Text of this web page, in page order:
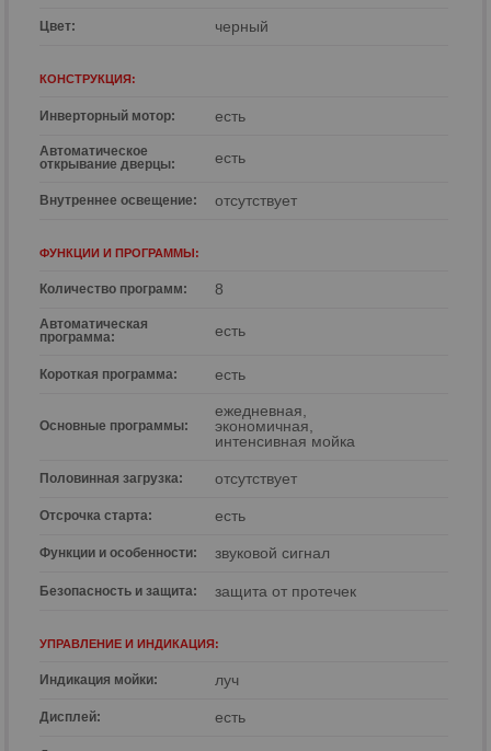
Цвет: черный
КОНСТРУКЦИЯ:
Инверторный мотор: есть
Автоматическое
открывание дверцы:
есть
Внутреннее освещениe: отсутствует
ФУНКЦИИ И ПРОГРАММЫ:
Количество программ: 8
Автоматическая
программа:
есть
Короткая программа: есть
Основные программы:
ежедневная,
экономичная,
интенсивная мойка
Половинная загрузка: отсутствует
Отсрочка cтарта: есть
Функции и особенности: звуковой сигнал
Безопасность и защита: защита от протечек
УПРАВЛЕНИЕ И ИНДИКАЦИЯ:
Индикация мойки: луч
Дисплей: есть